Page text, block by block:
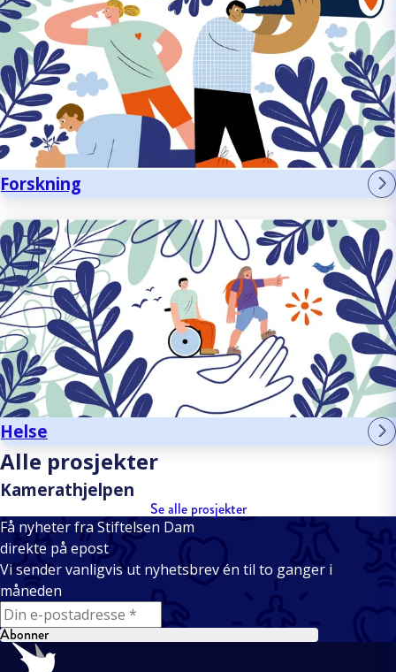
Forskning
Helse
Alle prosjekter
Kamerathjelpen
Se alle prosjekter
Få nyheter fra Stiftelsen Dam
direkte på epost
Vi sender vanligvis ut nyhetsbrev én til to ganger i
måneden
E-mail
Abonner
Bunntekst